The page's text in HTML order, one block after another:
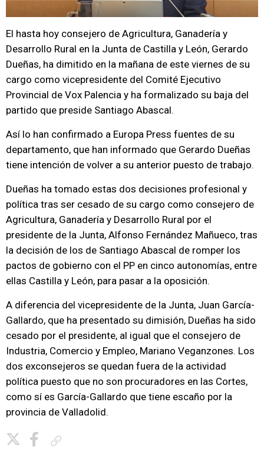
El hasta hoy consejero de Agricultura, Ganadería y
Desarrollo Rural en la Junta de Castilla y León, Gerardo
Dueñas, ha dimitido en la mañana de este viernes de su
cargo como vicepresidente del Comité Ejecutivo
Provincial de Vox Palencia y ha formalizado su baja del
partido que preside Santiago Abascal.
Así lo han confirmado a Europa Press fuentes de su
departamento, que han informado que Gerardo Dueñas
tiene intención de volver a su anterior puesto de trabajo.
Dueñas ha tomado estas dos decisiones profesional y
política tras ser cesado de su cargo como consejero de
Agricultura, Ganadería y Desarrollo Rural por el
presidente de la Junta, Alfonso Fernández Mañueco, tras
la decisión de los de Santiago Abascal de romper los
pactos de gobierno con el PP en cinco autonomías, entre
ellas Castilla y León, para pasar a la oposición.
A diferencia del vicepresidente de la Junta, Juan García-
Gallardo, que ha presentado su dimisión, Dueñas ha sido
cesado por el presidente, al igual que el consejero de
Industria, Comercio y Empleo, Mariano Veganzones. Los
dos exconsejeros se quedan fuera de la actividad
política puesto que no son procuradores en las Cortes,
como sí es García-Gallardo que tiene escaño por la
provincia de Valladolid.